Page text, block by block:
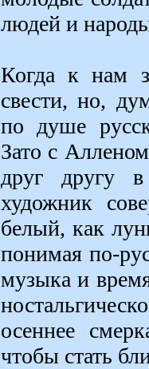
людей и
Когда к нам
свести, но,
по душе
Зато с
друг другу
художник
белый, как
понимая по-
музыка и
осеннее
чтобы стать